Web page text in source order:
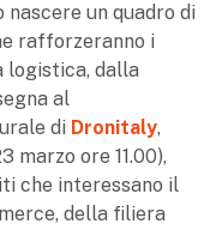
un quadro di
rafforzeranno i
logistica, dalla
al
di Dronitaly,
marzo ore 11.00),
che interessano il
della filiera